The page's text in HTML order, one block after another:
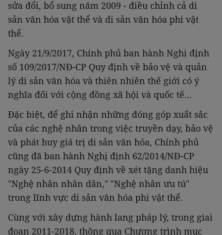
sửa đổi, bổ sung năm 2009 - điều chỉnh cả di
sản văn hóa vật thể và di sản văn hóa phi vật
thể.
Ngày 21/9/2017, Chính phủ ban hành Nghi định
số 109/2017/NĐ-CP Quy định về bảo vệ và quản
lý di sản văn hóa và thiên nhiên thế giới có ý
nghĩa đối với cộng đồng xã hội và quốc tế...
Đặc biệt, để ghi nhận những đóng góp xuất sắc
của các nghệ nhân trong việc truyền dạy, bảo vệ
và phát huy giá trị di sản văn hóa, Chính phủ
cũng đã ban hành Nghị định 62/2014/NĐ-CP
ngày 25-6-2014 Quy định về xét tặng danh hiệu
"Nghệ nhân nhân dân," "Nghệ nhân ưu tú"
trong lĩnh vực di sản văn hóa phi vật thể.
Cùng với xây dựng hành lang pháp lý, trong giai
đoạn 2011-2018, thông qua Chương trình mục